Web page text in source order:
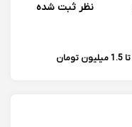
نظر ثبت شده